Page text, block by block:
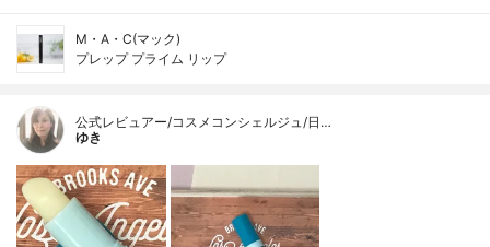
M・A・C(マック)
プレップ プライム リップ
公式レビュアー/コスメコンシェルジュ/日…
ゆき